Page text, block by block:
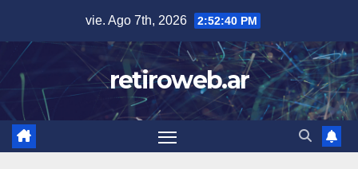
content
vie. Ago 7th, 2026 2:52:41 PM
retiroweb.ar